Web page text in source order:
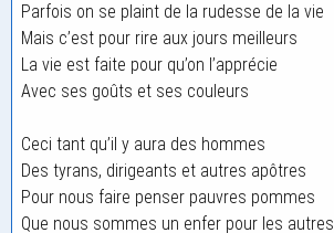
Parfois on se plaint de la rudesse de la vie
Mais c’est pour rire aux jours meilleurs
La vie est faite pour qu’on l’apprécie
Avec ses goûts et ses couleurs
Ceci tant qu’il y aura des hommes
Des tyrans, dirigeants et autres apôtres
Pour nous faire penser pauvres pommes
Que nous sommes un enfer pour les autres